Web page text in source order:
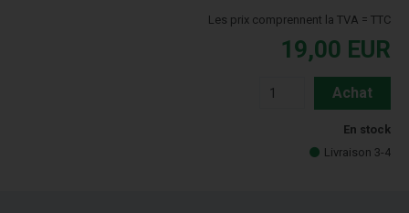
Les prix comprennent la TVA = TTC
19,00 EUR
Achat
En stock
Livraison 3-4